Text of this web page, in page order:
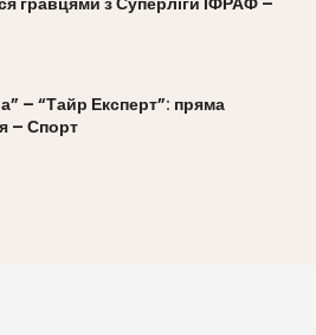
– “Тайр Експерт”: пряма
– Спорт